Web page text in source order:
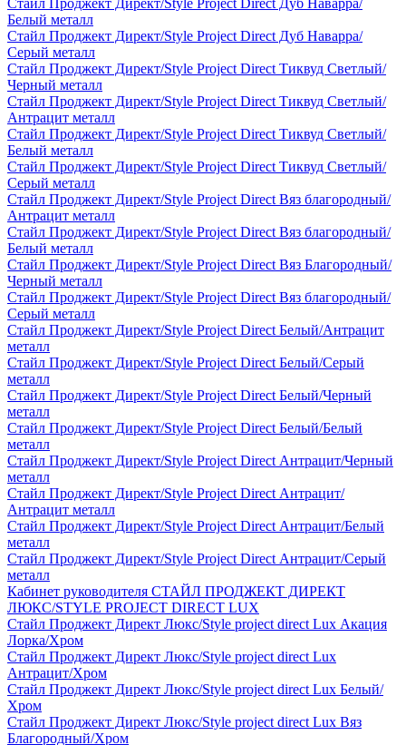
Стайл Проджект Директ/Style Project Direct Дуб Наварра/
Белый металл
Стайл Проджект Директ/Style Project Direct Дуб Наварра/
Серый металл
Стайл Проджект Директ/Style Project Direct Тиквуд Светлый/
Черный металл
Стайл Проджект Директ/Style Project Direct Тиквуд Светлый/
Антрацит металл
Стайл Проджект Директ/Style Project Direct Тиквуд Светлый/
Белый металл
Стайл Проджект Директ/Style Project Direct Тиквуд Светлый/
Серый металл
Стайл Проджект Директ/Style Project Direct Вяз благородный/
Антрацит металл
Стайл Проджект Директ/Style Project Direct Вяз благородный/
Белый металл
Стайл Проджект Директ/Style Project Direct Вяз Благородный/
Черный металл
Стайл Проджект Директ/Style Project Direct Вяз благородный/
Серый металл
Стайл Проджект Директ/Style Project Direct Белый/Антрацит
металл
Стайл Проджект Директ/Style Project Direct Белый/Серый
металл
Стайл Проджект Директ/Style Project Direct Белый/Черный
металл
Стайл Проджект Директ/Style Project Direct Белый/Белый
металл
Стайл Проджект Директ/Style Project Direct Антрацит/Черный
металл
Стайл Проджект Директ/Style Project Direct Антрацит/
Антрацит металл
Стайл Проджект Директ/Style Project Direct Антрацит/Белый
металл
Стайл Проджект Директ/Style Project Direct Антрацит/Серый
металл
Кабинет руководителя СТАЙЛ ПРОДЖЕКТ ДИРЕКТ
ЛЮКС/STYLE PROJECT DIRECT LUX
Стайл Проджект Директ Люкс/Style project direct Lux Акация
Лорка/Хром
Стайл Проджект Директ Люкс/Style project direct Lux
Антрацит/Хром
Стайл Проджект Директ Люкс/Style project direct Lux Белый/
Хром
Стайл Проджект Директ Люкс/Style project direct Lux Вяз
Благородный/Хром